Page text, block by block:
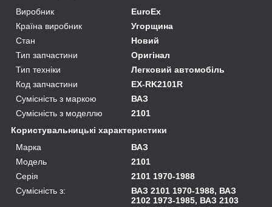
Виробник
EuroEx
Країна виробник
Угорщина
Стан
Новий
Тип запчастини
Оригінал
Тип техніки
Легковий автомобіль
Код запчастини
EX-RK2101R
Сумісність з маркою
ВАЗ
Сумісність з моделлю
2101
Користувальницькі характеристики
Марка
ВАЗ
Модель
2101
Серія
2101 1970-1988
Сумісність з:
ВАЗ 2101 1970-1988, ВАЗ
2102 1973-1985, ВАЗ 2103